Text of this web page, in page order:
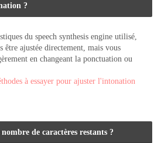
?
du speech synthesis engine utilisé,
être ajustée directement, mais vous
en changeant la ponctuation ou
à essayer pour ajuster l'intonation
de caractères restants ?